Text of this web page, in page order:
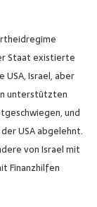
Staat existierte
USA, Israel, aber
unterstützten
und
USA abgelehnt.
von Israel mit
Finanzhilfen